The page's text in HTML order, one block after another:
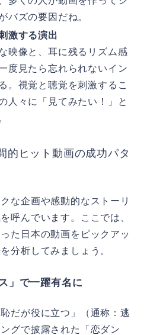
バズの要因だね。
激する演出
映像と、耳に残るリズム感
度見たら忘れられないイン
。視覚と聴覚を刺激するこ
人々に「見てみたい！」と
的ヒット動画の成功パタ
な企画や感動的なストーリ
呼んでいます。ここでは、
た日本の動画をピックアッ
分析してみましょう。
」で一躍有名に
だが役に立つ」（通称：逃
グで披露された「恋ダン